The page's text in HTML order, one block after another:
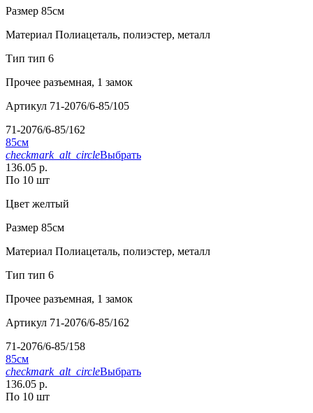
Размер 85см
Материал Полиацеталь, полиэстер, металл
Тип тип 6
Прочее разъемная, 1 замок
Артикул 71-2076/6-85/105
71-2076/6-85/162
85см
checkmark_alt_circleВыбрать
136.05 р.
По 10 шт
Цвет желтый
Размер 85см
Материал Полиацеталь, полиэстер, металл
Тип тип 6
Прочее разъемная, 1 замок
Артикул 71-2076/6-85/162
71-2076/6-85/158
85см
checkmark_alt_circleВыбрать
136.05 р.
По 10 шт